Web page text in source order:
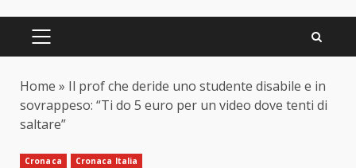
PRIMARY
Home » Il prof che deride uno studente disabile e in
sovrappeso: “Ti do 5 euro per un video dove tenti di
saltare”
Cronaca Cronaca Italia